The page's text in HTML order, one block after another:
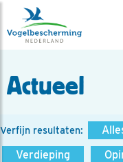
Actueel
Verfijn resultaten:
Verdieping